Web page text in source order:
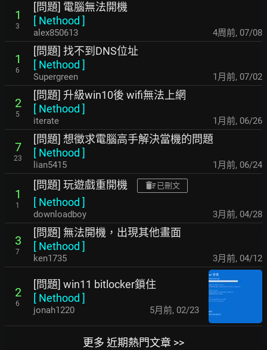
1
3
[問題] 電腦無法開機
[ Nethood ]
alex850613 4周前, 07/08
1
6
[問題] 找不到DNS位址
[ Nethood ]
Supergreen 1月前, 07/02
2
5
[問題] 升級win10後 wifi無法上網
[ Nethood ]
iterate 1月前, 06/26
7
23
[問題] 想徵求電腦高手解決當機的問題
[ Nethood ]
lian5415 1月前, 06/24
1
1
[問題] 玩遊戲重開機 已刪文
[ Nethood ]
downloadboy 3月前, 04/28
3
7
[問題] 無法開機，出現其他畫面
[ Nethood ]
ken1735 3月前, 04/12
2
6
[問題] win11 bitlocker鎖住
[ Nethood ]
jonah1220 5月前, 02/23
更多 近期熱門文章 >>